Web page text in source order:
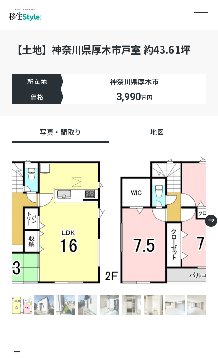
【土地】神奈川県厚木市戸室 約43.61坪
所在地 神奈川県厚木市
価格 3,990万円
写真・間取り 地図
－